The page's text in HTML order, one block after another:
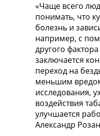
«Чаще всего
понимать, что
болезнь и
например, с
другого
заключается
переход на
меньшим
исследования,
воздействия
улучшается
Александр